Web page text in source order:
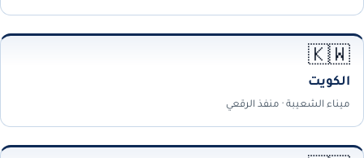
🇰🇼
الكويت
ميناء الشعيبة · منفذ الرقعي